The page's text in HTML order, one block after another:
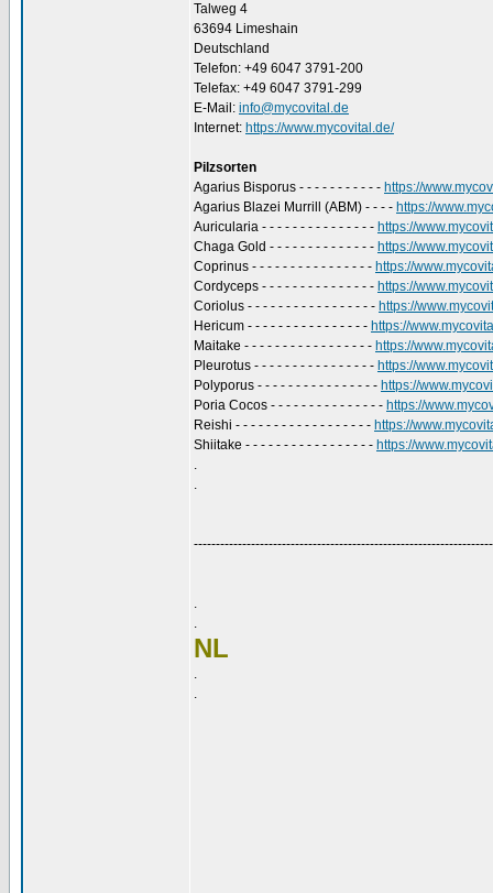
Talweg 4
63694 Limeshain
Deutschland
Telefon: +49 6047 3791-200
Telefax: +49 6047 3791-299
E-Mail: info@mycovital.de
Internet: https://www.mycovital.de/
Pilzsorten
Agarius Bisporus - - - - - - - - - - - https://
Agarius Blazei Murrill (ABM) - - - - https://
Auricularia - - - - - - - - - - - - - - - https://
Chaga Gold - - - - - - - - - - - - - - https://
Coprinus - - - - - - - - - - - - - - - - https://
Cordyceps - - - - - - - - - - - - - - - https://
Coriolus - - - - - - - - - - - - - - - - - https://
Hericum - - - - - - - - - - - - - - - - https://
Maitake - - - - - - - - - - - - - - - - - https://
Pleurotus - - - - - - - - - - - - - - - - https://
Polyporus - - - - - - - - - - - - - - - - https://
Poria Cocos - - - - - - - - - - - - - - - https://
Reishi - - - - - - - - - - - - - - - - - - https://
Shiitake - - - - - - - - - - - - - - - - - https://
.
.
.
.
NL
.
.